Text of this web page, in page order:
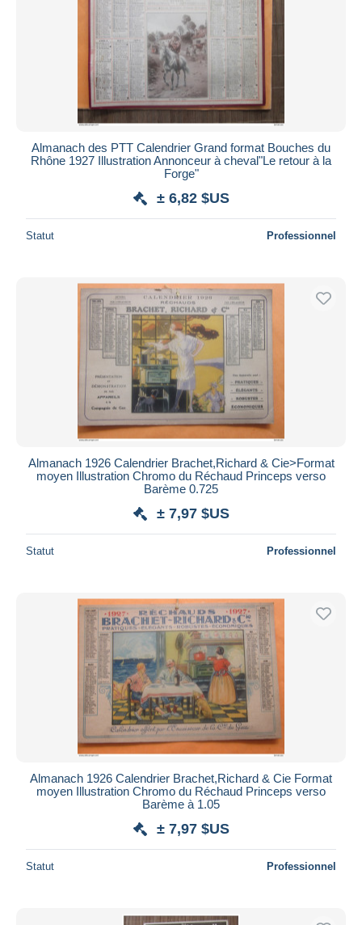
Almanach des PTT Calendrier Grand format Bouches du
Rhône 1927 Illustration Annonceur à cheval"Le retour à la
Forge"
± 6,82 $US
Statut Professionnel
Almanach 1926 Calendrier Brachet,Richard & Cie>Format
moyen Illustration Chromo du Réchaud Princeps verso
Barème 0.725
± 7,97 $US
Statut Professionnel
Almanach 1926 Calendrier Brachet,Richard & Cie Format
moyen Illustration Chromo du Réchaud Princeps verso
Barème à 1.05
± 7,97 $US
Statut Professionnel